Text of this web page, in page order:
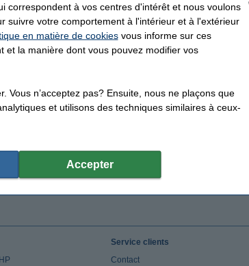
Service clients
Contact
correspondent à vos centres d'intérêt et nous voulons
suivre votre comportement à l'intérieur et à l'extérieur
en matière de cookiesvous informe sur ces
et la manière dont vous pouvez modifier vos
Vous n’acceptez pas? Ensuite, nous ne plaçons que
et utilisons des techniques similaires à ceux-
Accepter